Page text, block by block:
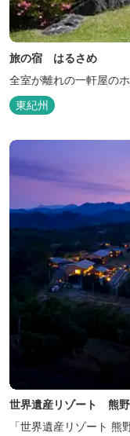
旅の宿 はるさめ
全室が離れの一軒屋のホ
東紀州
世界遺産リゾート 熊
「世界遺産リゾート